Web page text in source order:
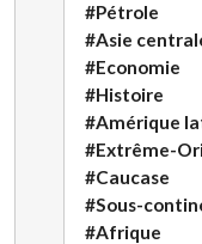
#Pétrole
#Asie
#Economie
#Histoire
#Amérique
#Extrême-
#Caucase
#Sous-
#Afrique